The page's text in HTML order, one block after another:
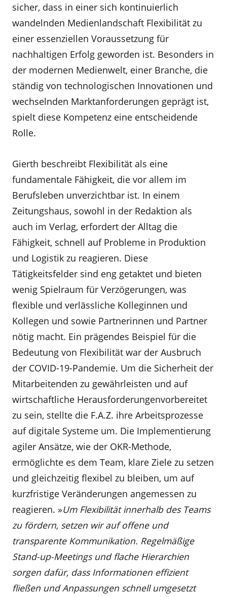
sicher, dass in einer sich kontinuierlich
wandelnden Medienlandschaft Flexibilität zu
einer essenziellen Voraussetzung für
nachhaltigen Erfolg geworden ist. Besonders in
der modernen Medienwelt, einer Branche, die
ständig von technologischen Innovationen und
wechselnden Marktanforderungen geprägt ist,
spielt diese Kompetenz eine entscheidende
Rolle.
Gierth beschreibt Flexibilität als eine
fundamentale Fähigkeit, die vor allem im
Berufsleben unverzichtbar ist. In einem
Zeitungshaus, sowohl in der Redaktion als
auch im Verlag, erfordert der Alltag die
Fähigkeit, schnell auf Probleme in Produktion
und Logistik zu reagieren. Diese
Tätigkeitsfelder sind eng getaktet und bieten
wenig Spielraum für Verzögerungen, was
flexible und verlässliche Kolleginnen und
Kollegen und sowie Partnerinnen und Partner
nötig macht. Ein prägendes Beispiel für die
Bedeutung von Flexibilität war der Ausbruch
der COVID-19-Pandemie. Um die Sicherheit der
Mitarbeitenden zu gewährleisten und auf
wirtschaftliche Herausforderungenvorbereitet
zu sein, stellte die F.A.Z. ihre Arbeitsprozesse
auf digitale Systeme um. Die Implementierung
agiler Ansätze, wie der OKR-Methode,
ermöglichte es dem Team, klare Ziele zu setzen
und gleichzeitig flexibel zu bleiben, um auf
kurzfristige Veränderungen angemessen zu
reagieren. »Um Flexibilität innerhalb des Teams
zu fördern, setzen wir auf offene und
transparente Kommunikation. Regelmäßige
Stand-up-Meetings und flache Hierarchien
sorgen dafür, dass Informationen effizient
fließen und Anpassungen schnell umgesetzt